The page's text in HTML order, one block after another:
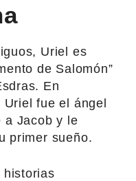
Uriel es
de Salomón”
En
Uriel fue el ángel
a Jacob y le
primer sueño.
historias